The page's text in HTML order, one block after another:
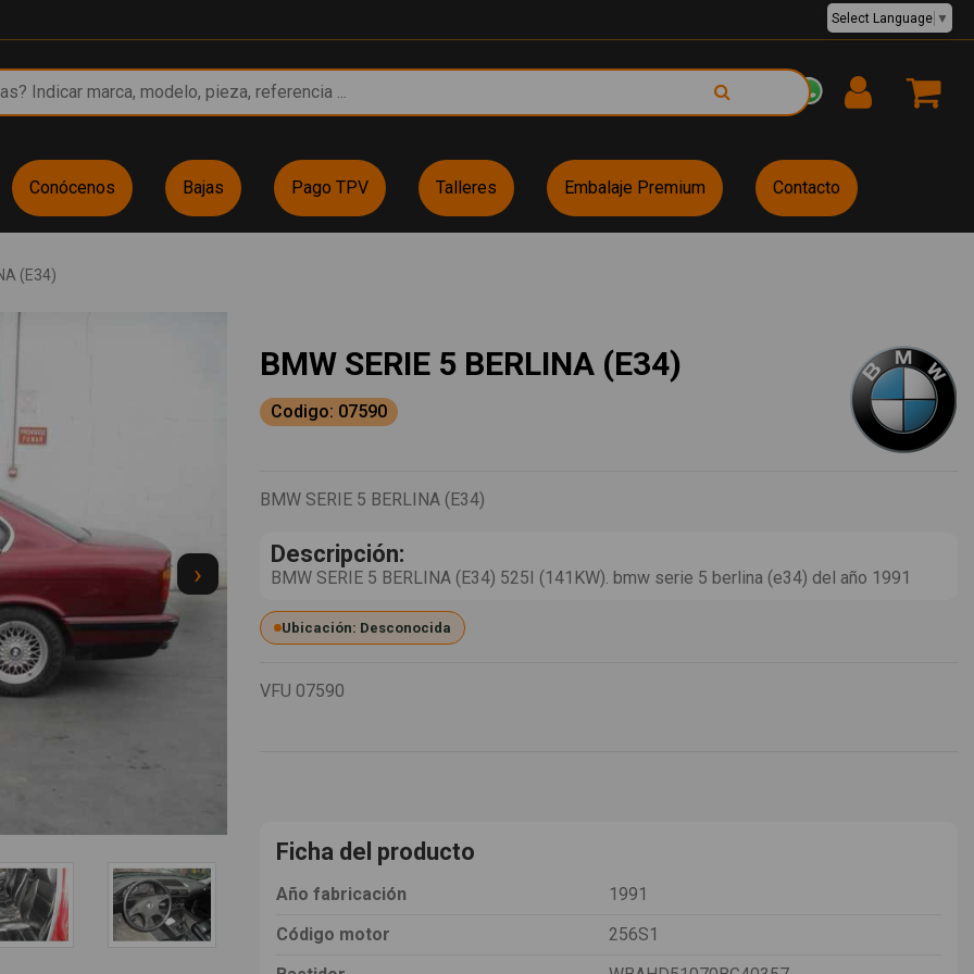
EUR €
Select Language ▼
Conócenos Bajas Pago TPV Talleres Embalaje Premium Contacto
(E34)
›
BMW SERIE 5 BERLINA (E34)
Codigo: 07590
BMW SERIE 5 BERLINA (E34)
Descripción:
BMW SERIE 5 BERLINA (E34) 525I (141KW). bmw serie 5 berlina (e34) del año 1991
Ubicación: Desconocida
VFU 07590
Ficha del producto
Año fabricación
1991
Código motor
256S1